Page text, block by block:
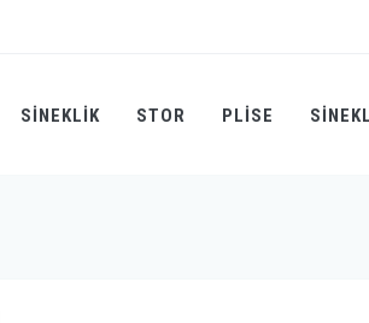
SINEKLIK STOR PLİSE